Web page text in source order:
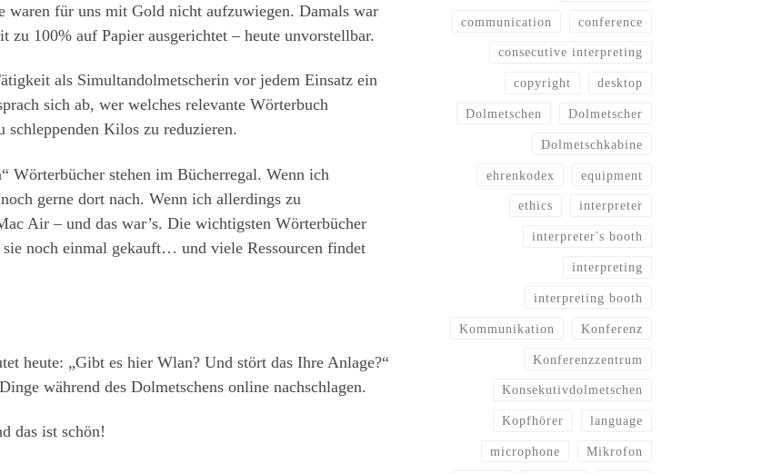
waren für uns mit Gold nicht aufzuwiegen. Damals war
zu 100% auf Papier ausgerichtet – heute unvorstellbar.
als Simultandolmetscherin vor jedem Einsatz ein
sich ab, wer welches relevante Wörterbuch
Kilos zu reduzieren.
Wörterbücher stehen im Bücherregal. Wenn ich
gerne dort nach. Wenn ich allerdings zu
Air – und das war’s. Die wichtigsten Wörterbücher
noch einmal gekauft… und viele Ressourcen findet
heute: „Gibt es hier Wlan? Und stört das Ihre Anlage?“
während des Dolmetschens online nachschlagen.
das ist schön!
communication conference
consecutive interpreting
copyright desktop
Dolmetschen Dolmetscher
Dolmetschkabine
ehrenkodex equipment
ethics interpreter
interpreter's booth
interpreting
interpreting booth
Kommunikation Konferenz
Konferenzzentrum
Konsekutivdolmetschen
Kopfhörer language
microphone Mikrofon